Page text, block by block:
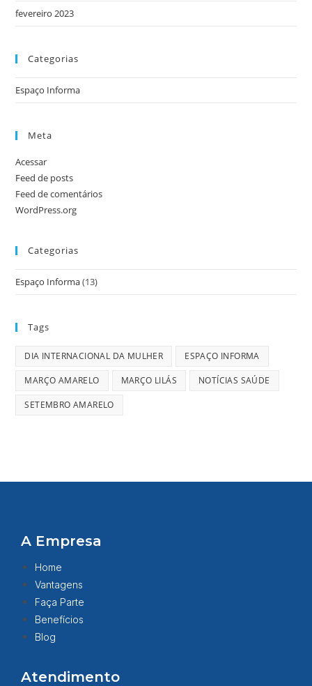
fevereiro 2023
Categorias
Espaço Informa
Meta
Acessar
Feed de posts
Feed de comentários
WordPress.org
Categorias
Espaço Informa(13)
Tags
DIA INTERNACIONAL DA MULHER ESPAÇO INFORMA
MARÇO AMARELO MARÇO LILÁS NOTÍCIAS SAÚDE
SETEMBRO AMARELO
A Empresa
Home
Vantagens
Faça Parte
Benefícios
Blog
Atendimento